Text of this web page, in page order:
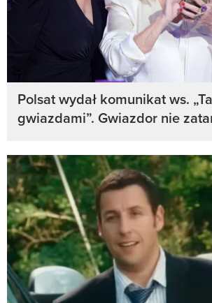
Polsat wydał komunikat ws.
gwiazdami”. Gwiazdor nie